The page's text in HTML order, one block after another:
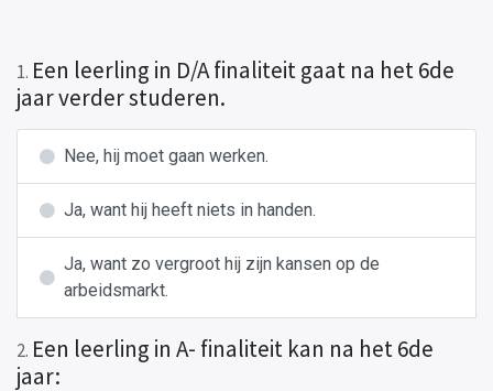
1. Een leerling in D/A finaliteit gaat na het 6de
jaar verder studeren.
Nee, hij moet gaan werken.
Ja, want hij heeft niets in handen.
Ja, want zo vergroot hij zijn kansen op de
arbeidsmarkt.
2. Een leerling in A- finaliteit kan na het 6de
jaar: